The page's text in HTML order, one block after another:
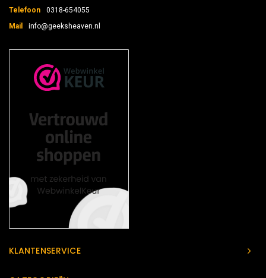
Telefoon
0318-654055
Mail
info@geeksheaven.nl
KLANTENSERVICE